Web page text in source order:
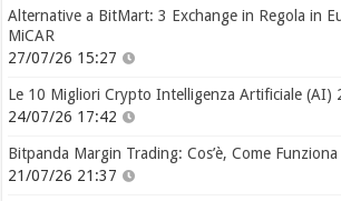
Alternative a BitMart: 3 Exchange in Regola in
MiCAR
27/07/26 15:27
Le 10 Migliori Crypto Intelligenza Artificiale (AI)
24/07/26 17:42
Bitpanda Margin Trading: Cos’è, Come
21/07/26 21:37